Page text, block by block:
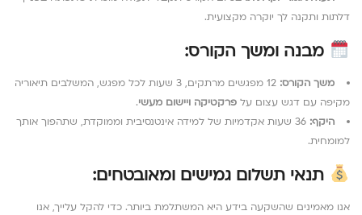
דלתות ותקנה לך יוקרה מקצועית.
מבנה ומשך הקורס:
משך הקורס:
12 מפגשים מרתקים, 3 שעות לכל מפגש, המשלבים תיאוריה
מקיפה עם דגש עצום על פרקטיקה ויישום מעשי.
היקף:
36 שעות אקדמיות של למידה אינטנסיבית וממוקדת, שתהפוך אותך
למומחית.
תנאי תשלום גמישים ומאובטחים:
אנו מאמינים שהשקעה בידע היא המשתלמת ביותר. כדי להקל עלייך, אנו